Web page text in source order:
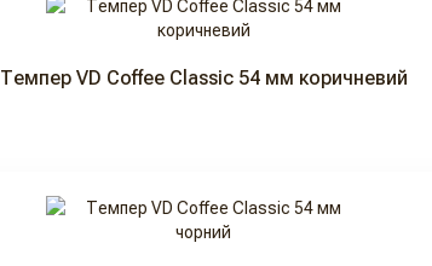
Темпер VD Coffee Classic 54 мм коричневий